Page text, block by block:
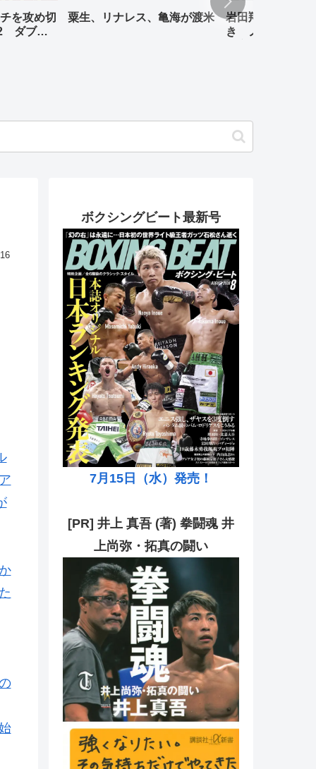
を攻め切
ダブル
粟生、リナレス、亀海が渡米
岩田翔吉、悲願
き ノックアウ
ボクシングビート最新号
7月15日（水）発売！
[PR] 井上 真吾 (著) 拳闘魂 井
上尚弥・拓真の闘い